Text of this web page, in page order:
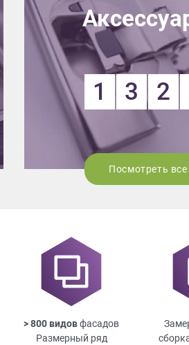
1 3 2
Посмотреть все
> 800 видовфасадов
Размерный ряд
данных.